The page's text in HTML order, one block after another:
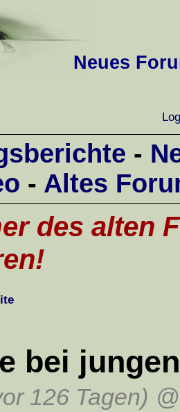
Neues
-
- Altes
des alten
bei
126 Tagen)